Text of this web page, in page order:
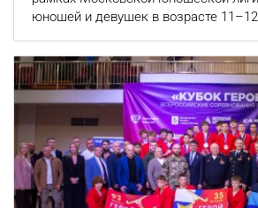
юношей и девушек в возрасте